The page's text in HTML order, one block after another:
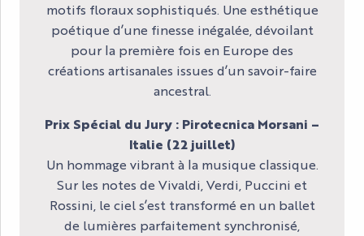
motifs floraux sophistiqués. Une esthétique
poétique d’une finesse inégalée, dévoilant
pour la première fois en Europe des
créations artisanales issues d’un savoir-faire
ancestral.
Prix Spécial du Jury : Pirotecnica Morsani –
Italie (22 juillet)
Un hommage vibrant à la musique classique.
Sur les notes de Vivaldi, Verdi, Puccini et
Rossini, le ciel s’est transformé en un ballet
de lumières parfaitement synchronisé,